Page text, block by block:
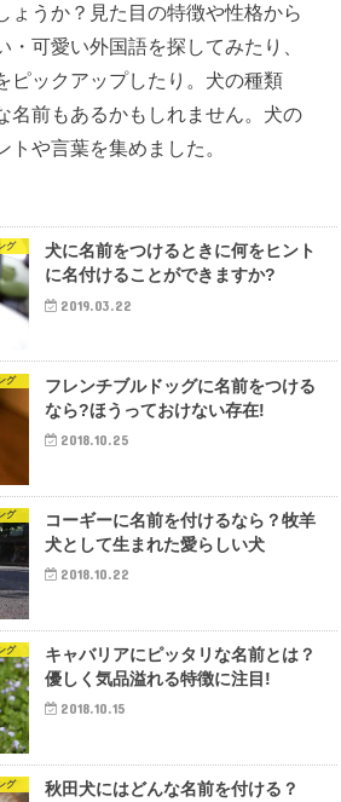
ょうか？見た目の特徴や性格から
・可愛い外国語を探してみたり、
ピックアップしたり。犬の種類
名前もあるかもしれません。犬の
や言葉を集めました。
グ
犬に名前をつけるときに何をヒント
に名付けることができますか?
2019.03.22
グ
フレンチブルドッグに名前をつける
なら?ほうっておけない存在!
2018.10.25
グ
コーギーに名前を付けるなら？牧羊
犬として生まれた愛らしい犬
2018.10.22
グ
キャバリアにピッタリな名前とは？
優しく気品溢れる特徴に注目!
2018.10.15
グ
秋田犬にはどんな名前を付ける？